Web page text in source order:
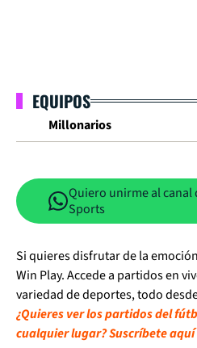
EQUIPOS
Millonarios
Quiero unirme al canal
Sports
Si quieres disfrutar de la
Win Play. Accede a partidos en
variedad de deportes, todo
¿Quieres ver los partidos del
cualquier lugar? Suscríbete aquí